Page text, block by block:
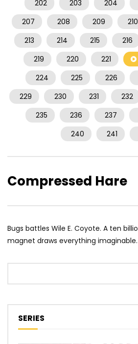
202 203 204
207
208 209 210
213
214 215 216
219
220 221
224
225 226
229
230 231 232
235
236 237
240
241
Compressed Hare
Bugs battles Wile E. Coyote. A ten
magnet draws everything imaginable.
SERIES